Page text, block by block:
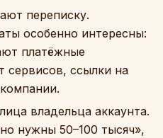
переписку.
особенно интересны:
платёжные
сервисов, ссылки на
владельца аккаунта.
нужны 50–100 тысяч»,